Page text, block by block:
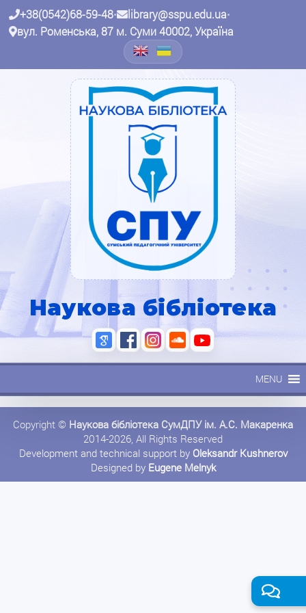
+38(0542)68-59-48• library@sspu.edu.ua•
вул. Роменська, 87 м. Суми 40002, Україна
Наукова бібліотека
MENU
Copyright © Наукова бібліотека СумДПУ ім. А.С. Макаренка
2014-2026, All Rights Reserved
Development and technical support by Oleksandr Kushnerov
Designed by Eugene Melnyk